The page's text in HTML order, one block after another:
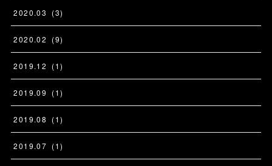
2020.03 (3)
2020.02 (9)
2019.12 (1)
2019.09 (1)
2019.08 (1)
2019.07 (1)